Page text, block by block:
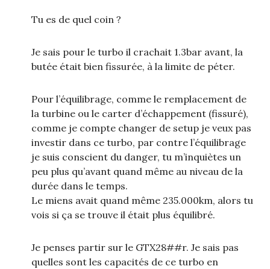
Tu es de quel coin ?
Je sais pour le turbo il crachait 1.3bar avant, la
butée était bien fissurée, à la limite de péter.
Pour l’équilibrage, comme le remplacement de
la turbine ou le carter d’échappement (fissuré),
comme je compte changer de setup je veux pas
investir dans ce turbo, par contre l’équilibrage
je suis conscient du danger, tu m’inquiètes un
peu plus qu’avant quand même au niveau de la
durée dans le temps.
Le miens avait quand même 235.000km, alors tu
vois si ça se trouve il était plus équilibré.
Je penses partir sur le GTX28##r. Je sais pas
quelles sont les capacités de ce turbo en